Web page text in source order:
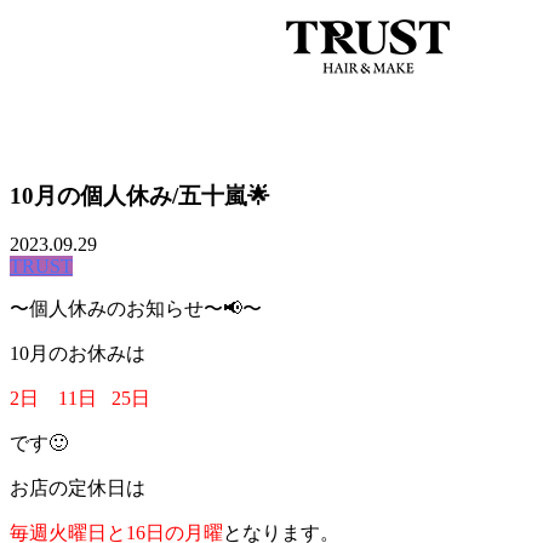
044-711-1140
BLOG
10月の個人休み/五十嵐🌟
2023.09.29
TRUST
〜個人休みのお知らせ〜📢〜
10月のお休みは
2日 11日 25日
です🙂
お店の定休日は
毎週火曜日と16日の月曜となります。